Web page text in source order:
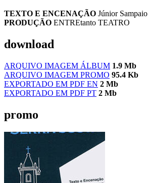
TEXTO E ENCENAÇÃO Júnior Sampaio
PRODUÇÃO ENTREtanto TEATRO
download
ARQUIVO IMAGEM ÁLBUM 1.9 Mb
ARQUIVO IMAGEM PROMO 95.4 Kb
EXPORTADO EM PDF EN 2 Mb
EXPORTADO EM PDF PT 2 Mb
promo